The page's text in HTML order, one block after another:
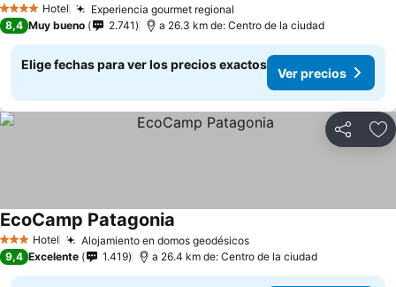
4 EstrellasHotel Experiencia gourmet regional
8,4 Muy bueno 2.741 a 26.3 km de: Centro de la ciudad
Elige fechas para ver los precios exactos
Ver precios
Compartir
3 Estrellas
Hotel Alojamiento en domos geodésicos
EcoCamp Patagonia
9,4 Excelente 1.419 a 26.4 km de: Centro de la ciudad